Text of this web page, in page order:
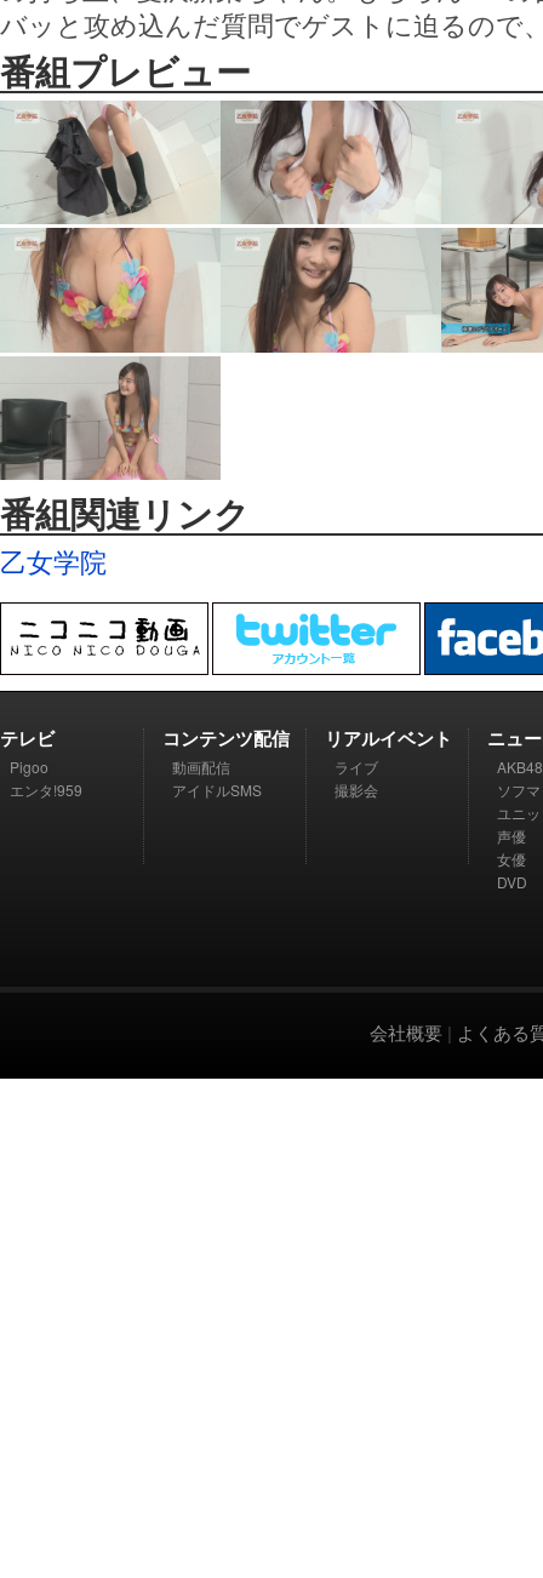
バッと攻め込んだ質問でゲストに迫るので
番組プレビュー
番組関連リンク
乙女学院
テレビ
Pigoo
エンタ!959
コンテンツ配信
動画配信
アイドルSMS
リアルイベント
ライブ
撮影会
ニュ
AKB48
ソフ
ユニ
声優
女優
DVD
会社概要 | よくある